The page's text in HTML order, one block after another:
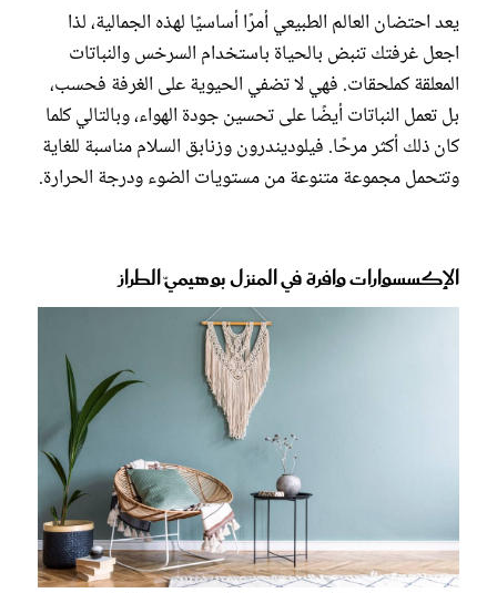
يعد احتضان العالم الطبيعي أمرًا أساسيًا لهذه الجمالية، لذا
اجعل غرفتك تنبض بالحياة باستخدام السرخس والنباتات
المعلقة كملحقات. فهي لا تضفي الحيوية على الغرفة فحسب،
بل تعمل النباتات أيضًا على تحسين جودة الهواء، وبالتالي كلما
كان ذلك أكثر مرحًا. فيلوديندرون وزنابق السلام مناسبة للغاية
وتتحمل مجموعة متنوعة من مستويات الضوء ودرجة الحرارة.
الإكسسوارات وافرة في المنزل بوهيميّ الطراز